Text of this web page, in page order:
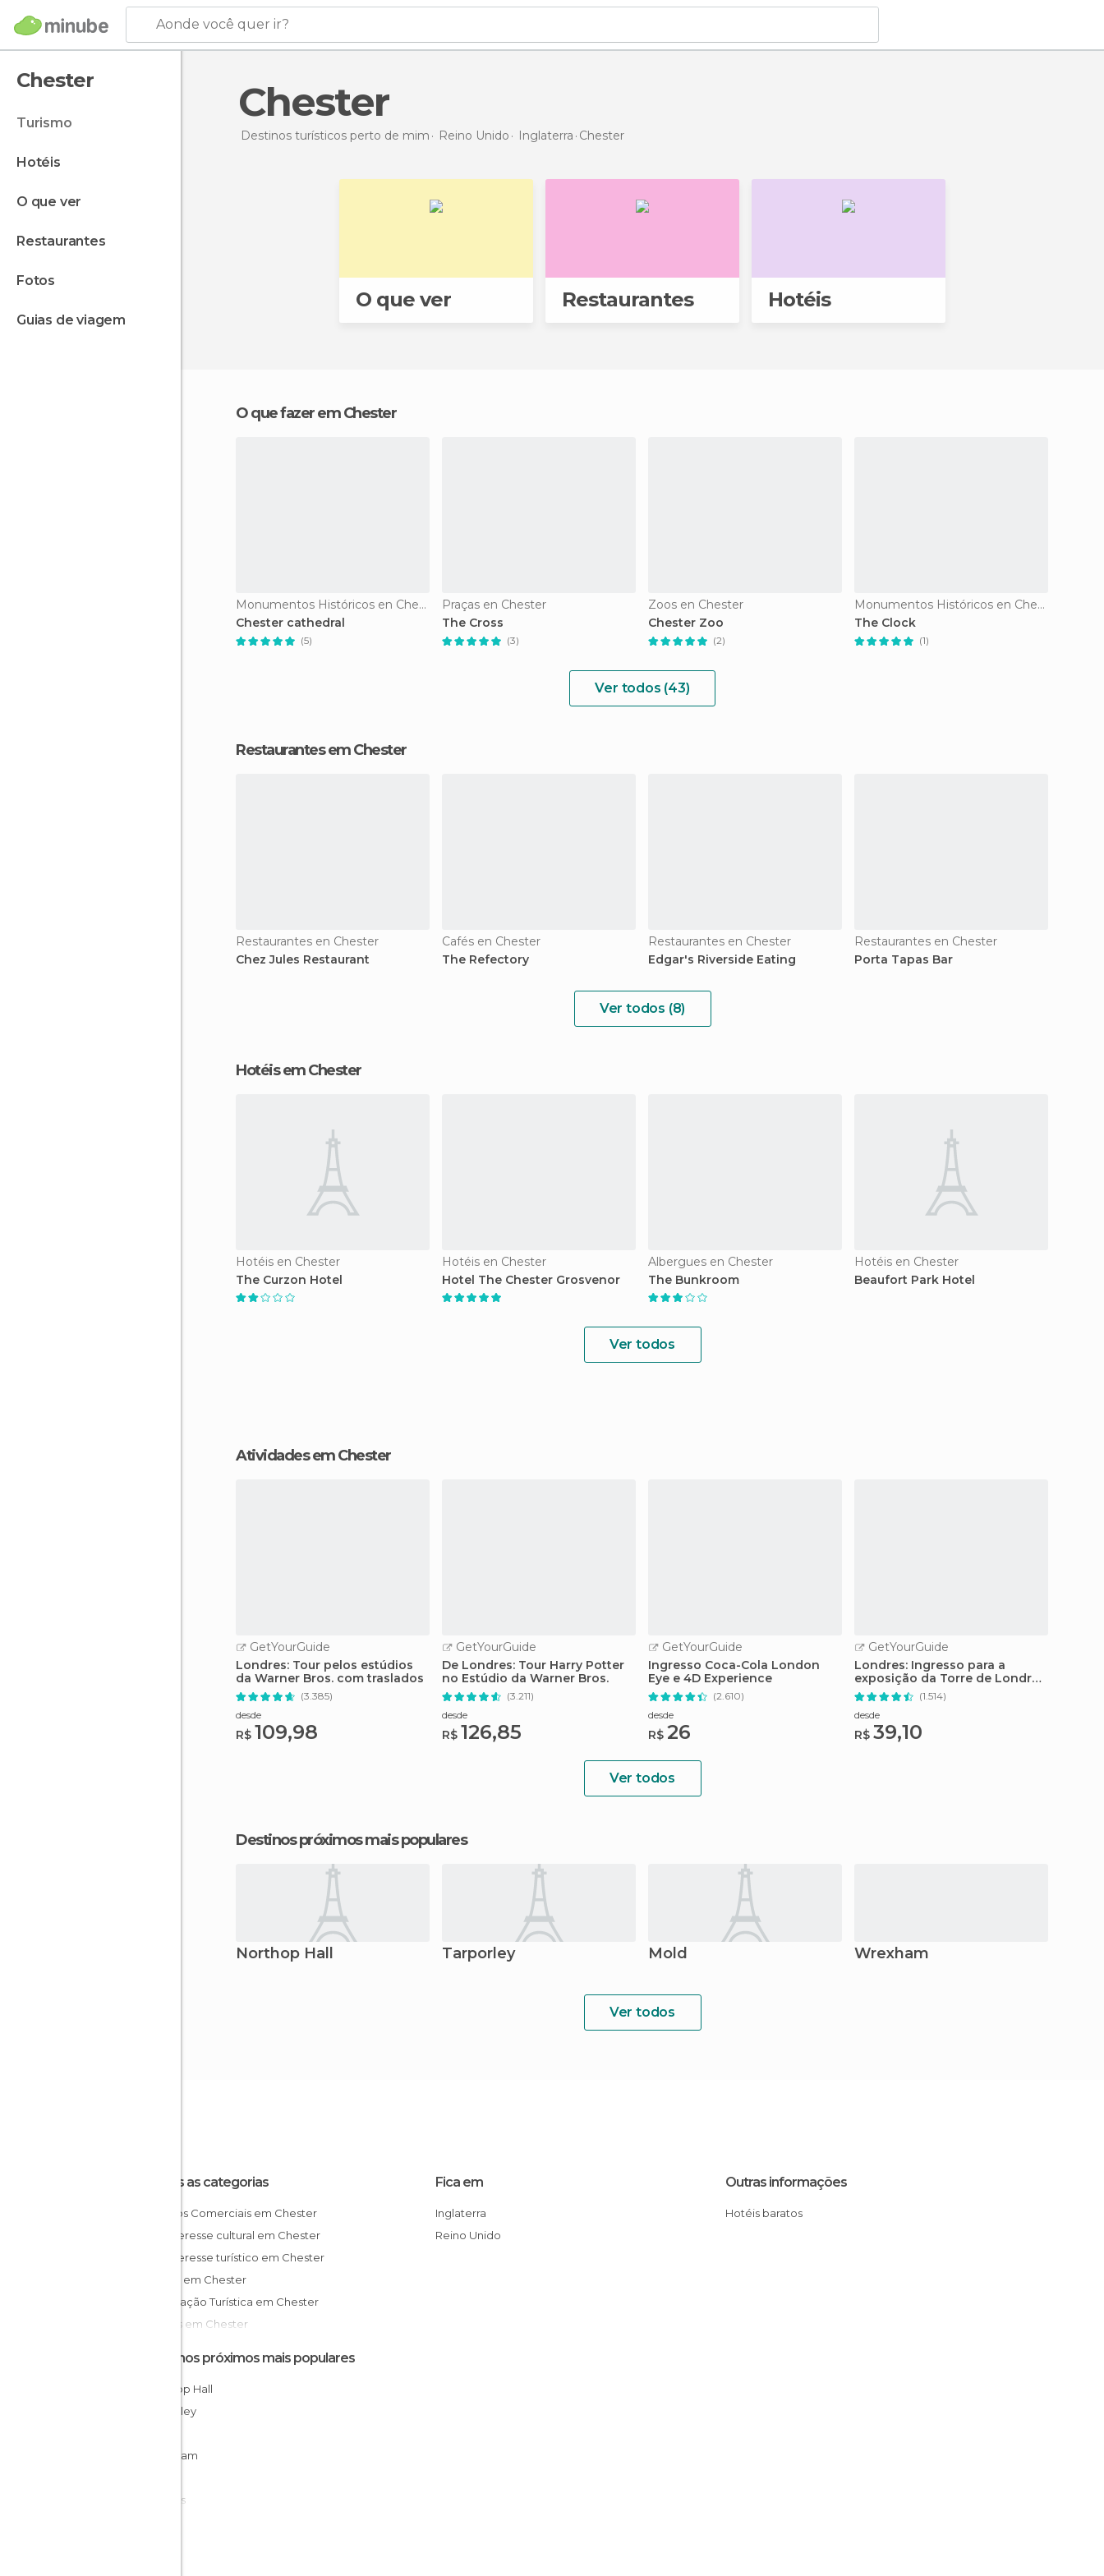
Aonde você quer ir?
Chester
turismo
hotéis
o que ver
restaurantes
fotos
guias de viagem
Chester
Destinos turísticos perto de mim Reino Unido Inglaterra Chester
O que ver Restaurantes Hotéis
O que fazer em Chester
Monumentos Históricos en Chester
Chester cathedral
(5)
Praças en Chester
The Cross
(3)
Zoos en Chester
Chester Zoo
(2)
Monumentos Históricos en Chester
The Clock
(1)
Ver todos (43)
Restaurantes em Chester
Restaurantes en Chester
Chez Jules Restaurant
Cafés en Chester
The Refectory
Restaurantes en Chester
Edgar's Riverside Eating
Restaurantes en Chester
Porta Tapas Bar
Ver todos (8)
Hotéis em Chester
Hotéis en Chester
The Curzon Hotel
Hotéis en Chester
Hotel The Chester Grosvenor
Albergues en Chester
The Bunkroom
Hotéis en Chester
Beaufort Park Hotel
Ver todos
Atividades em Chester
GetYourGuide
Londres: Tour pelos estúdios
da Warner Bros. com traslados
(3.385)
desde
R$ 109,98
GetYourGuide
De Londres: Tour Harry Potter
no Estúdio da Warner Bros.
(3.211)
desde
R$ 126,85
GetYourGuide
Ingresso Coca-Cola London
Eye e 4D Experience
(2.610)
desde
R$ 26
GetYourGuide
Londres: Ingresso para a
exposição da Torre de Londres
e das Joias da Coroa
(1.514)
desde
R$ 39,10
Ver todos
Destinos próximos mais populares
Northop Hall Tarporley Mold Wrexham
Ver todos
Todas as categorias
Centros Comerciais em Chester
De interesse cultural em Chester
De interesse turístico em Chester
Igrejas em Chester
Informação Turística em Chester
Jardins em Chester
Monumentos Históricos em Chester
Rios em Chester
Ruas em Chester
Fica em
Inglaterra
Reino Unido
Outras informações
Hotéis baratos
Destinos próximos mais populares
Northop Hall
Tarporley
Wrexham
Widnes